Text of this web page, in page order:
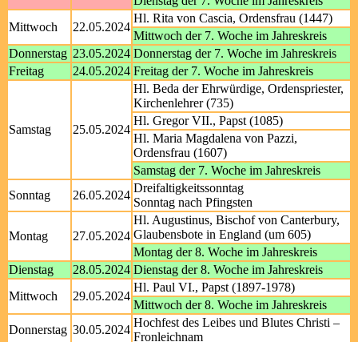
Mittwoch
22.05.2024
Hl. Rita von Cascia, Ordensfrau (1447)
Mittwoch der 7. Woche im Jahreskreis
Donnerstag 23.05.2024 Donnerstag der 7. Woche im Jahreskreis
Freitag
24.05.2024 Freitag der 7. Woche im Jahreskreis
Samstag 25.05.2024
Hl. Beda der Ehrwürdige, Ordenspriester,
Kirchenlehrer (735)
Hl. Gregor VII., Papst (1085)
Hl. Maria Magdalena von Pazzi,
Ordensfrau (1607)
Samstag der 7. Woche im Jahreskreis
Sonntag
26.05.2024
Dreifaltigkeitssonntag
Sonntag nach Pfingsten
Montag 27.05.2024
Hl. Augustinus, Bischof von Canterbury,
Glaubensbote in England (um 605)
Montag der 8. Woche im Jahreskreis
Dienstag
28.05.2024 Dienstag der 8. Woche im Jahreskreis
Mittwoch
29.05.2024
Hl. Paul VI., Papst (1897-1978)
Mittwoch der 8. Woche im Jahreskreis
Donnerstag 30.05.2024
Hochfest des Leibes und Blutes Christi –
Fronleichnam